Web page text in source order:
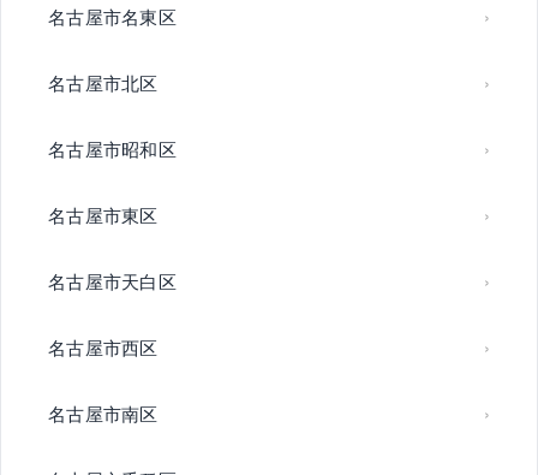
名古屋市名東区
名古屋市北区
名古屋市昭和区
名古屋市東区
名古屋市天白区
名古屋市西区
名古屋市南区